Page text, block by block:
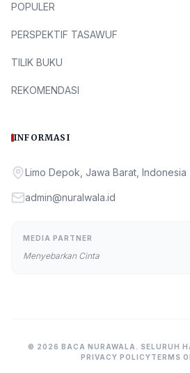
POPULER
PERSPEKTIF TASAWUF
TILIK BUKU
REKOMENDASI
INFORMASI
Limo Depok, Jawa Barat, Indonesia
admin@nuralwala.id
MEDIA PARTNER
Menyebarkan Cinta
© 2026 BACA NURAWALA. SELURUH
PRIVACY POLICYTERMS